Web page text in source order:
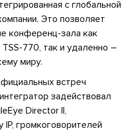
с глобальной
Это позволяет
конференц-зала как
770, так и удаленно –
миру.
встреч
задействовал
Director II,
громкоговорителей